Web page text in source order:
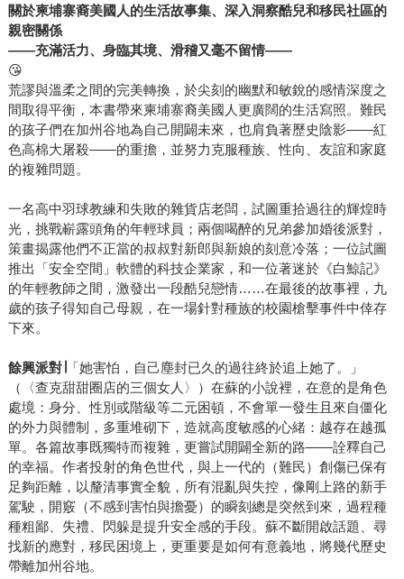
關於柬埔寨裔美國人的生活故事集、深入洞察酷兒和移民社區的
親密關係
——充滿活力、身臨其境、滑稽又毫不留情——
😘
荒謬與溫柔之間的完美轉換，於尖刻的幽默和敏銳的感情深度之
間取得平衡，本書帶來柬埔寨裔美國人更廣闊的生活寫照。難民
的孩子們在加州谷地為自己開闢未來，也肩負著歷史陰影——紅
色高棉大屠殺——的重擔，並努力克服種族、性向、友誼和家庭
的複雜問題。
一名高中羽球教練和失敗的雜貨店老闆，試圖重拾過往的輝煌時
光，挑戰嶄露頭角的年輕球員；兩個喝醉的兄弟參加婚後派對，
策畫揭露他們不正當的叔叔對新郎與新娘的刻意冷落；一位試圖
推出「安全空間」軟體的科技企業家，和一位著迷於《白鯨記》
的年輕教師之間，激發出一段酷兒戀情……在最後的故事裡，九
歲的孩子得知自己母親，在一場針對種族的校園槍擊事件中倖存
下來。
餘興派對∣
「她害怕，自己塵封已久的過往終於追上她了。」
（〈查克甜甜圈店的三個女人〉）在蘇的小說裡，在意的是角色
處境：身分、性別或階級等二元困頓，不會單一發生且來自僵化
的外力與體制，多重堆砌下，造就高度敏感的心緒：越存在越孤
單。各篇故事既獨特而複雜，更嘗試開闢全新的路——詮釋自己
的幸福。作者投射的角色世代，與上一代的（難民）創傷已保有
足夠距離，以釐清事實全貌，所有混亂與失控，像剛上路的新手
駕駛，開竅（不感到害怕與擔憂）的瞬刻總是突然到來，過程種
種粗鄙、失禮、閃躲是提升安全感的手段。蘇不斷開啟話題、尋
找新的應對，移民困境上，更重要是如何有意義地，將幾代歷史
帶離加州谷地。